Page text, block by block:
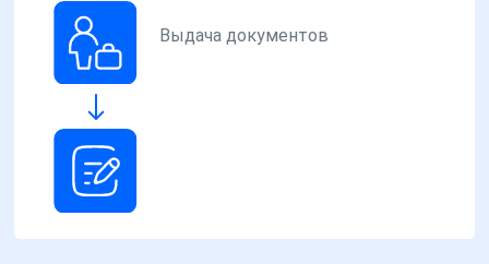
Выдача документов